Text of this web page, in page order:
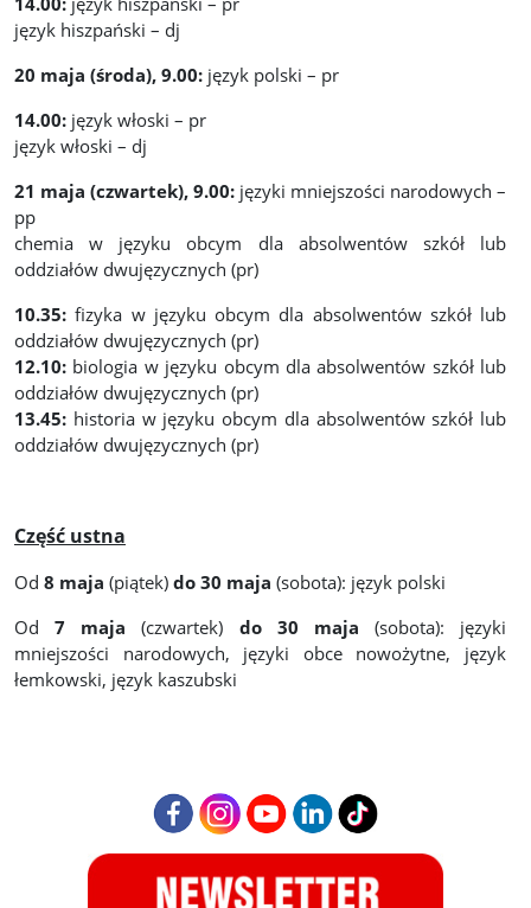
język hiszpański – dj
20 maja (środa), 9.00: język polski – pr
14.00: język włoski – pr
język włoski – dj
21 maja (czwartek), 9.00: języki mniejszości narodowych –
pp
chemia w języku obcym dla absolwentów szkół lub
oddziałów dwujęzycznych (pr)
10.35: fizyka w języku obcym dla absolwentów szkół lub
oddziałów dwujęzycznych (pr)
12.10: biologia w języku obcym dla absolwentów szkół lub
oddziałów dwujęzycznych (pr)
13.45: historia w języku obcym dla absolwentów szkół lub
oddziałów dwujęzycznych (pr)
Część ustna
Od 8 maja (piątek) do 30 maja (sobota): język polski
Od 7 maja (czwartek) do 30 maja (sobota): języki
mniejszości narodowych, języki obce nowożytne, język
łemkowski, język kaszubski